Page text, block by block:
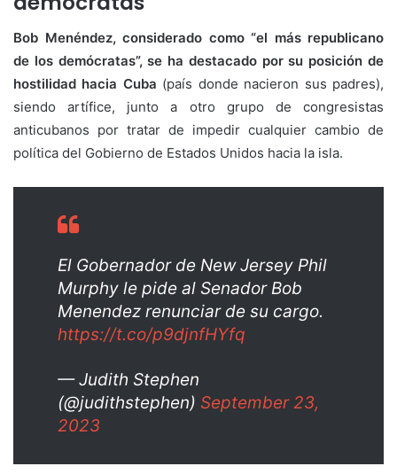
Bob Menéndez, considerado como “el más republicano
de los demócratas”, se ha destacado por su posición de
hostilidad hacia Cuba (país donde nacieron sus padres),
siendo artífice, junto a otro grupo de congresistas
anticubanos por tratar de impedir cualquier cambio de
política del Gobierno de Estados Unidos hacia la isla.
El Gobernador de New Jersey Phil
Murphy le pide al Senador Bob
Menendez renunciar de su cargo.
https://t.co/p9djnfHYfq
— Judith Stephen
(@judithstephen) September 23,
2023